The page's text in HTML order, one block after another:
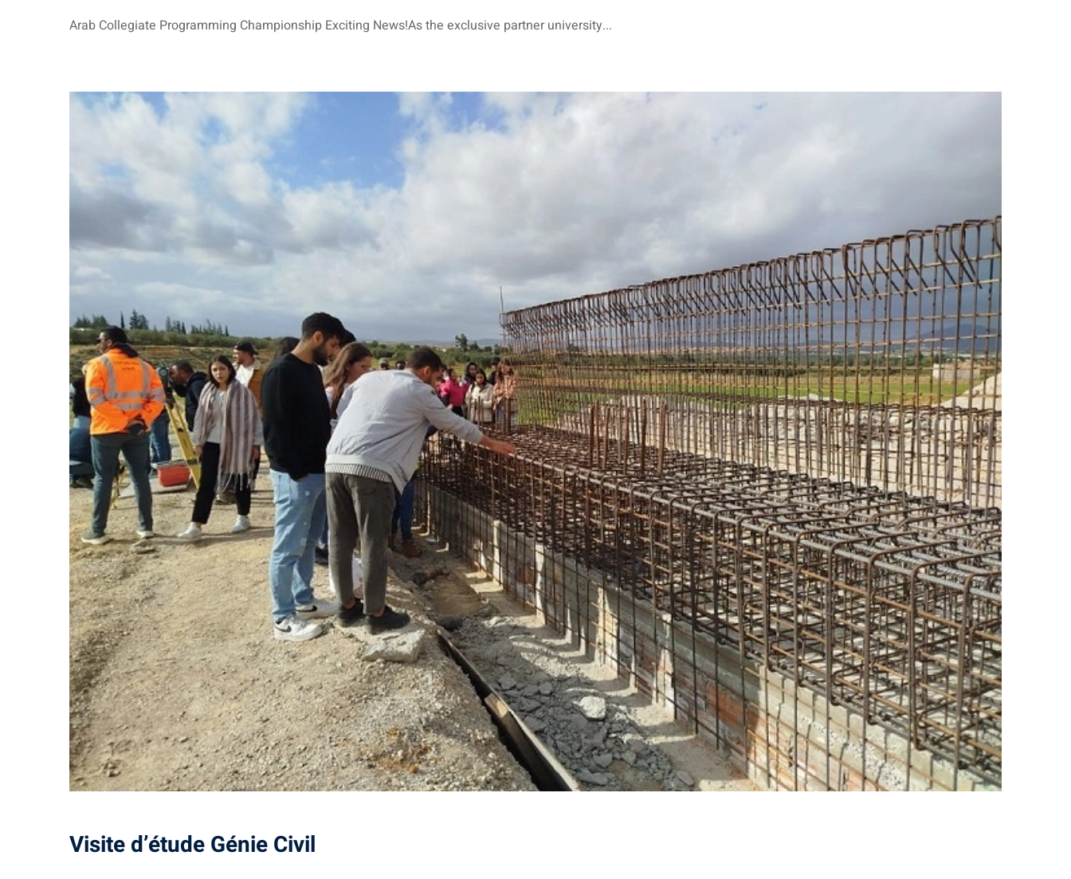
Arab Collegiate Programming Championship Exciting News!As the exclusive partner university...
Visite d’étude Génie Civil